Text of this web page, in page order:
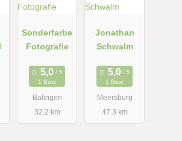
Sonderfarbe
Fotografie
1 Bew.
Balingen
32.2 km
Jonathan
Schwalm
1 Bew.
Meersburg
47.3 km